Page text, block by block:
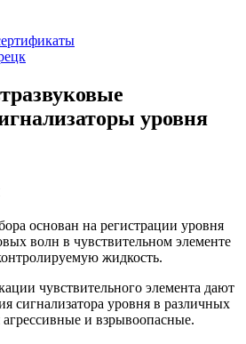
уровня
основан на регистрации уровня
волн в чувствительном элементе
жидкость.
чувствительного элемента дают
сигнализатора уровня в различных
и взрывоопасные.